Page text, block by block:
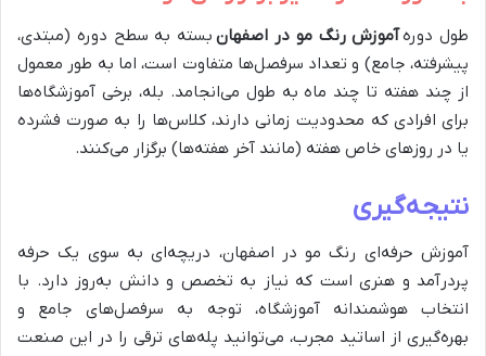
طول دورهآموزش رنگ مو در اصفهان بسته به سطح دوره (مبتدی،
پیشرفته، جامع) و تعداد سرفصل‌ها متفاوت است، اما به طور معمول
از چند هفته تا چند ماه به طول می‌انجامد. بله، برخی آموزشگاه‌ها
برای افرادی که محدودیت زمانی دارند، کلاس‌ها را به صورت فشرده
یا در روزهای خاص هفته (مانند آخر هفته‌ها) برگزار می‌کنند.
نتیجه‌گیری
آموزش حرفه‌ای رنگ مو در اصفهان، دریچه‌ای به سوی یک حرفه
پردرآمد و هنری است که نیاز به تخصص و دانش به‌روز دارد. با
انتخاب هوشمندانه آموزشگاه، توجه به سرفصل‌های جامع و
بهره‌گیری از اساتید مجرب، می‌توانید پله‌های ترقی را در این صنعت